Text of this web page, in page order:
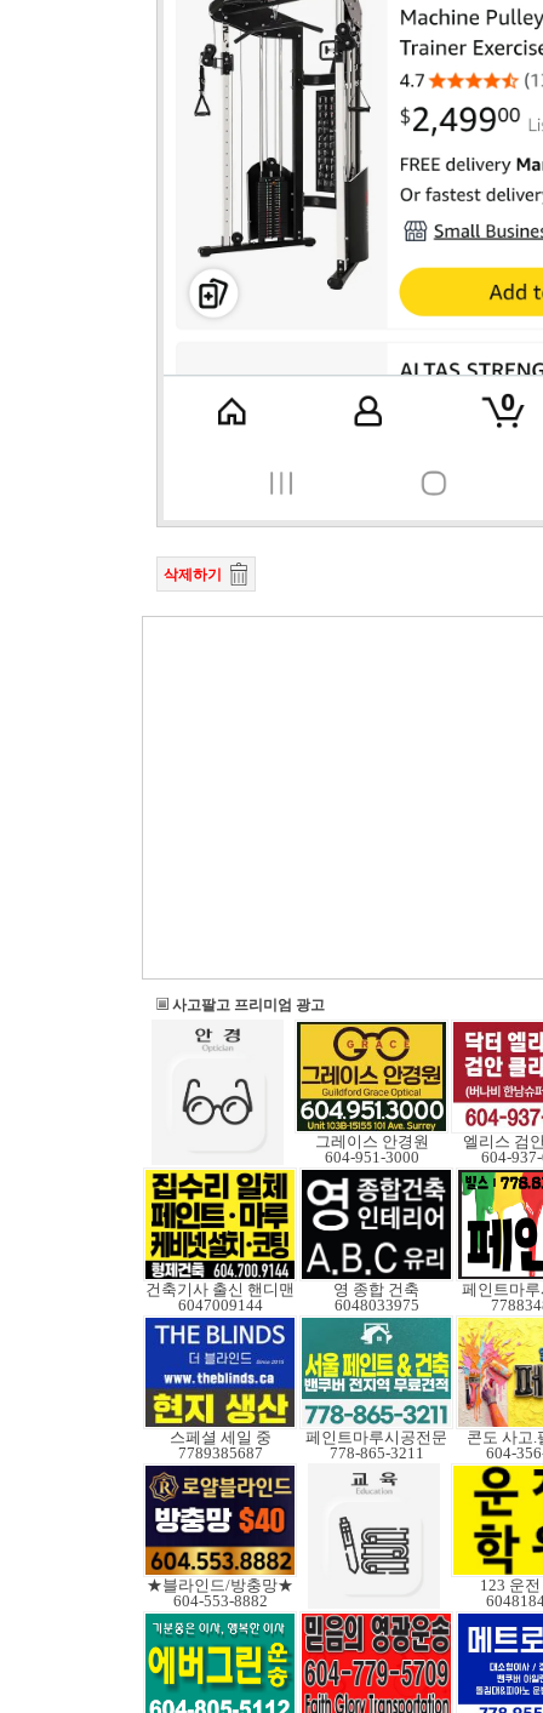
삭제하기
사고팔고 프리미엄 광고
그레이스 안경원
604-951-3000
엘리스 검
604-
건축기사 출신 핸디맨
6047009144
영 종합 건축
6048033975
페인트마
스페셜 세일 중
7789385687
페인트마루시공전문
778-865-3211
콘도 사고.
604-
★블라인드/방충망★
604-553-8882
123 운